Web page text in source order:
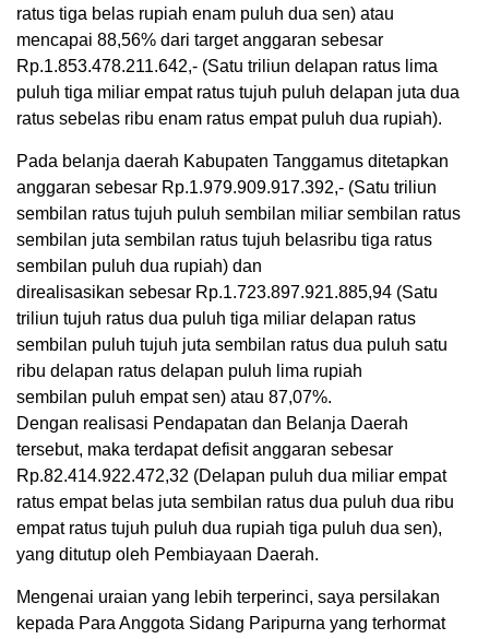
ratus tiga belas rupiah enam puluh dua sen) atau
mencapai 88,56% dari target anggaran sebesar
Rp.1.853.478.211.642,- (Satu triliun delapan ratus lima
puluh tiga miliar empat ratus tujuh puluh delapan juta dua
ratus sebelas ribu enam ratus empat puluh dua rupiah).
Pada belanja daerah Kabupaten Tanggamus ditetapkan
anggaran sebesar Rp.1.979.909.917.392,- (Satu triliun
sembilan ratus tujuh puluh sembilan miliar sembilan ratus
sembilan juta sembilan ratus tujuh belasribu tiga ratus
sembilan puluh dua rupiah) dan
direalisasikan sebesar Rp.1.723.897.921.885,94 (Satu
triliun tujuh ratus dua puluh tiga miliar delapan ratus
sembilan puluh tujuh juta sembilan ratus dua puluh satu
ribu delapan ratus delapan puluh lima rupiah
sembilan puluh empat sen) atau 87,07%.
Dengan realisasi Pendapatan dan Belanja Daerah
tersebut, maka terdapat defisit anggaran sebesar
Rp.82.414.922.472,32 (Delapan puluh dua miliar empat
ratus empat belas juta sembilan ratus dua puluh dua ribu
empat ratus tujuh puluh dua rupiah tiga puluh dua sen),
yang ditutup oleh Pembiayaan Daerah.
Mengenai uraian yang lebih terperinci, saya persilakan
kepada Para Anggota Sidang Paripurna yang terhormat